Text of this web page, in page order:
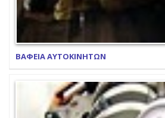
ΒΑΦΕΙΑ ΑΥΤΟΚΙΝΗΤΩΝ